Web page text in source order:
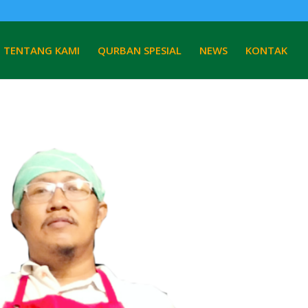
TENTANG KAMI QURBAN SPESIAL NEWS KONTAK